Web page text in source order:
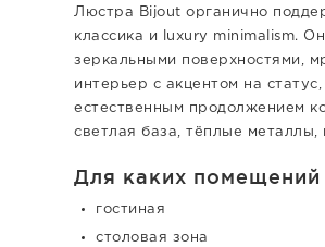
Люстра Bijout органично
классика и luxury minimalism.
зеркальными поверхностями,
интерьер с акцентом на
естественным продолжением
светлая база, тёплые
Для каких помещений
гостиная
столовая зона